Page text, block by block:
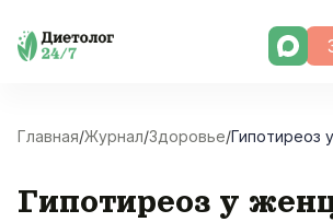
Skip
Главная/Журнал/Здоровье/Гипотиреоз
Гипотиреоз у